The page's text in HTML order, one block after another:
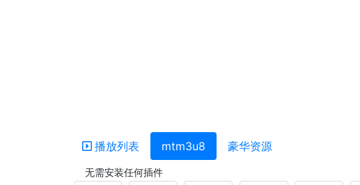
播放列表 mtm3u8 豪华资源
无需安装任何插件